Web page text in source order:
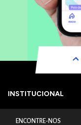
INSTITUCIONAL
ENCONTRE-NOS